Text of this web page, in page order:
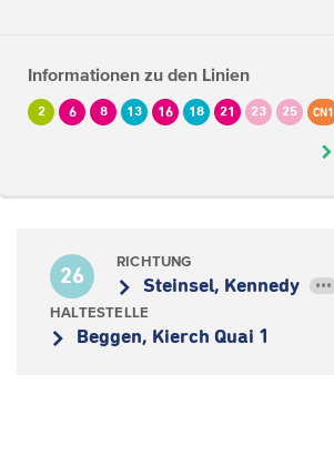
Informationen zu den Linien
2 6 8 13 16 18 21 23 25 CN1
26
RICHTUNG
Steinsel, Kennedy •••
HALTESTELLE
Beggen, Kierch Quai 1